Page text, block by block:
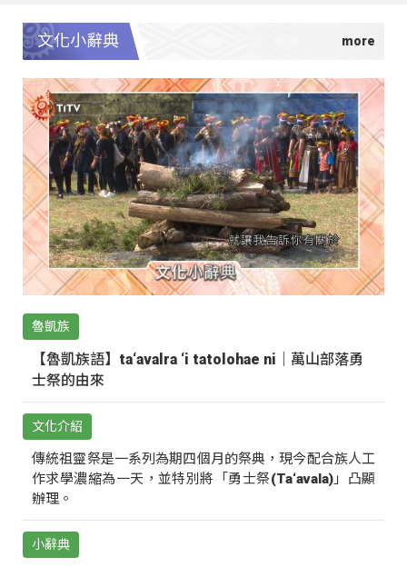
文化小辭典
魯凱族
【魯凱族語】ta‘avalra ‘i tatolohae ni｜萬山部落勇
士祭的由來
文化介紹
傳統祖靈祭是一系列為期四個月的祭典，現今配合族人工
作求學濃縮為一天，並特別將「勇士祭(Ta‘avala)」凸顯
辦理。
小辭典